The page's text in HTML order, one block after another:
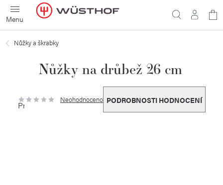
Přejít
na
obsah
Nůžky a škrabky
Nůžky na drůbež 26 cm
Průměrné
hodnocení
Neohodnoceno PODROBNOSTI HODNOCENÍ